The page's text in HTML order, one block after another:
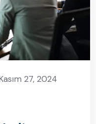
27, 2024